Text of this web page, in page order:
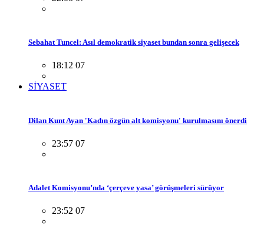
Sebahat Tuncel: Asıl demokratik siyaset bundan sonra gelişecek
18:12 07
SİYASET
Dilan Kunt Ayan 'Kadın özgün alt komisyonu' kurulmasını önerdi
23:57 07
Adalet Komisyonu’nda ‘çerçeve yasa’ görüşmeleri sürüyor
23:52 07